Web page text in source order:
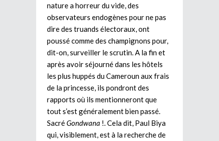
nature a horreur du vide, des
observateurs endogènes pour ne pas
dire des truands électoraux, ont
poussé comme des champignons pour,
dit-on, surveiller le scrutin. A la fin et
après avoir séjourné dans les hôtels
les plus huppés du Cameroun aux frais
de la princesse, ils pondront des
rapports où ils mentionneront que
tout s’est généralement bien passé.
SacréGondwana !. Cela dit, Paul Biya
qui, visiblement, est à la recherche de